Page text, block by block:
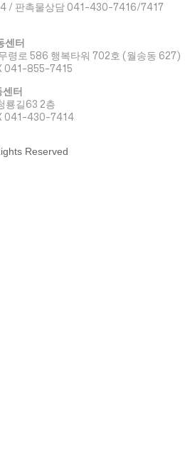
/ 판촉물상담 041-430-7416/7417
센터
령로 586 행복타워 702호 (월송동 627)
041-855-7415
터
룡길63 2층
041-430-7414
Reserved